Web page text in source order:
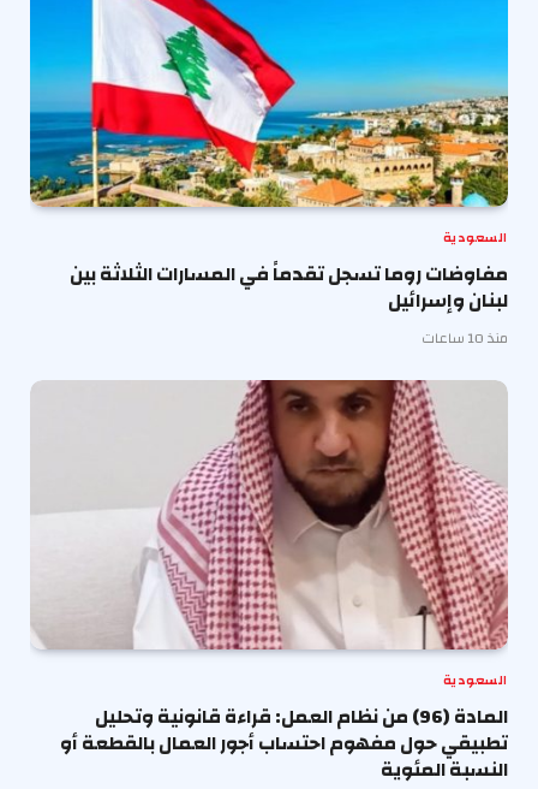
السعودية
مفاوضات روما تسجل تقدماً في المسارات الثلاثة بين
لبنان وإسرائيل
منذ 10 ساعات
السعودية
المادة (96) من نظام العمل: قراءة قانونية وتحليل
تطبيقي حول مفهوم احتساب أجور العمال بالقطعة أو
النسبة المئوية